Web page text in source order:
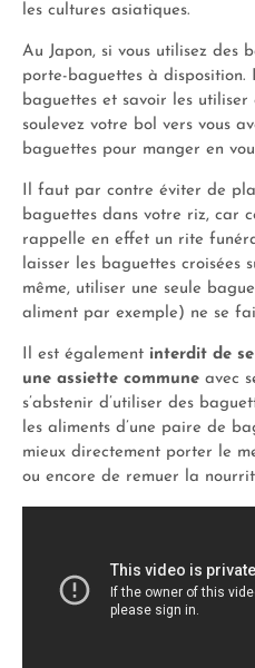
les cultures asiatiques.
Au Japon, si vous utilisez des
porte-baguettes à
baguettes et savoir les
soulevez votre bol vers vous
baguettes pour manger en
Il faut par contre éviter de
baguettes dans votre riz, car
rappelle en effet un rite
laisser les baguettes croisées
même, utiliser une seule
aliment par exemple) ne se
Il est également interdit de
une assiette commune avec
s’abstenir d’utiliser des
les aliments d’une paire de
mieux directement porter le
ou encore de remuer la